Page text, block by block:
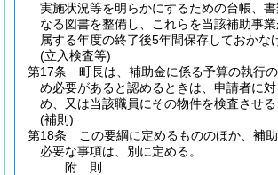
実施状況等を明らかにするための台帳、
なる図書を整備し、これらを当該補助事
属する年度の終了後5年間保存しておかな
(立入検査等)
第17条
町長は、補助金に係る予算の執行
め必要があると認めるときは、申請者に
め、又は当該職員にその物件を検査させる
(補則)
第18条
この要綱に定めるもののほか、補
必要な事項は、別に定める。
附 則